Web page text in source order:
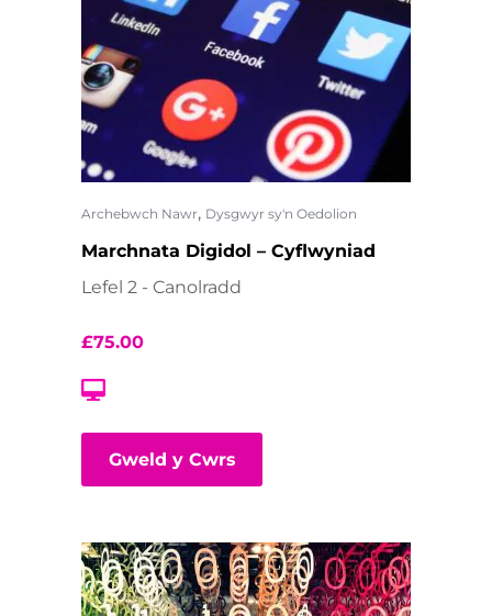
Archebwch Nawr, Dysgwyr sy'n Oedolion
Marchnata Digidol – Cyflwyniad
Lefel 2 - Canolradd
£75.00
Gweld y Cwrs